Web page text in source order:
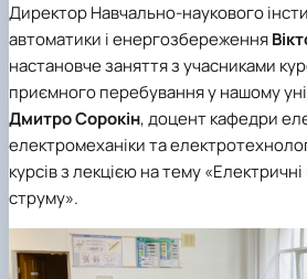
Директор Навчально-наукового
автоматики і енергозбереження
настановче заняття з учасниками
приємного перебування у нашому
Дмитро Сорокін, доцент кафедри
електромеханіки та
курсів з лекцією на тему
струму».